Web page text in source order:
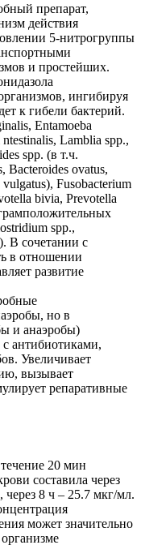
препарат,
действия
5-нитрогруппы
и простейших.
ингибируя
к гибели бактерий.
Entamoeba
Lamblia spp.,
spp. (в т.ч.
Bacteroides ovatus,
Fusobacterium
bivia, Prevotella
spp.,
В сочетании с
в отношении
развитие
но в
и анаэробы)
с антибиотиками,
Увеличивает
вызывает
репаративные
20 мин
составила через
через 8 ч – 25.7 мкг/мл.
может значительно